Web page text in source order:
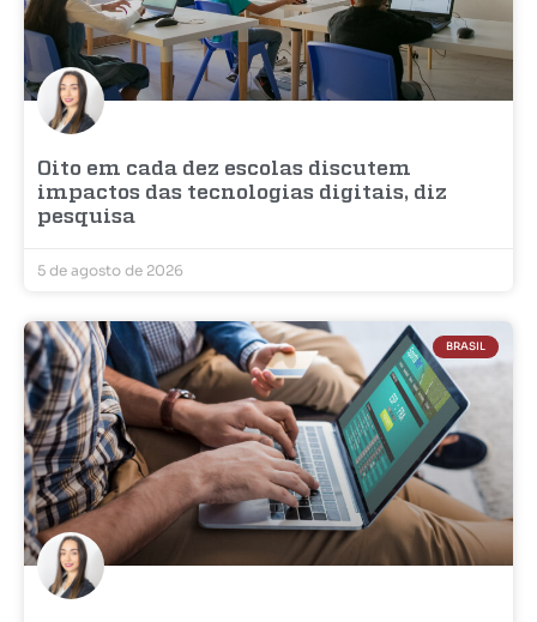
Oito em cada dez escolas discutem
impactos das tecnologias digitais, diz
pesquisa
5 de agosto de 2026
BRASIL